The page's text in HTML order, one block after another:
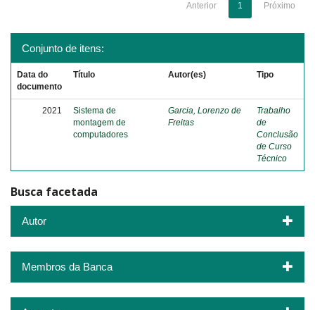
Anterior 1 Próximo
Conjunto de itens:
Data do
documento
Título Autor(es) Tipo
2021
Sistema de
montagem de
computadores
Garcia, Lorenzo de
Freitas
Trabalho
de
Conclusão
de Curso
Técnico
Busca facetada
Autor
Membros da Banca